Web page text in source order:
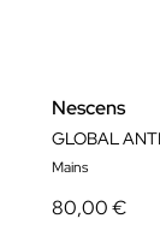
Nescens
GLOBAL
Mains
80,00 €